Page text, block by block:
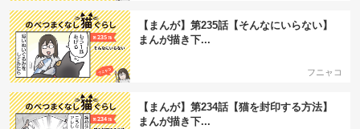
【まんが】第235話【そんなにいらない】
まんが描き下...
フニャコ
【まんが】第234話【猫を封印する方法】
まんが描き下...